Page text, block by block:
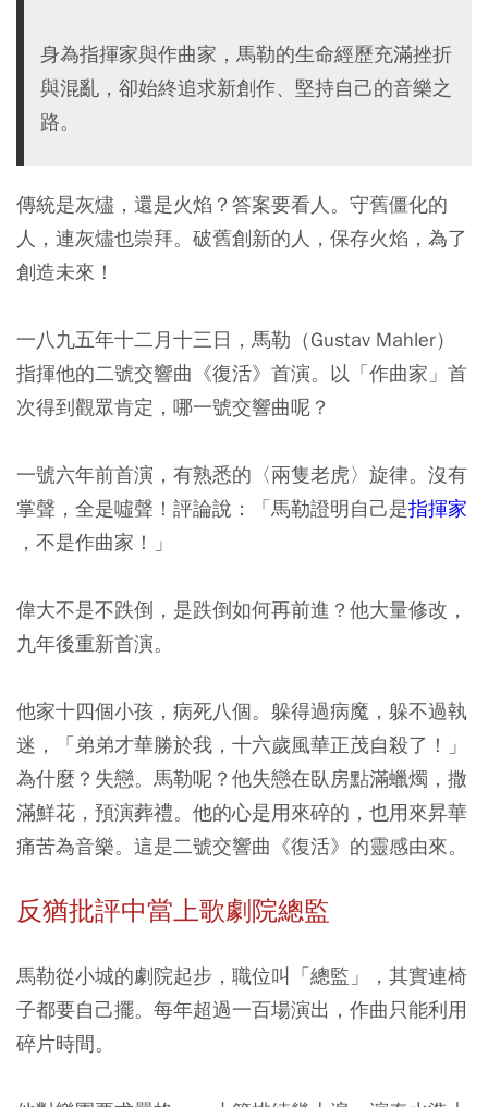
身為指揮家與作曲家，馬勒的生命經歷充滿挫折
與混亂，卻始終追求新創作、堅持自己的音樂之
路。
傳統是灰燼，還是火焰？答案要看人。守舊僵化的
人，連灰燼也崇拜。破舊創新的人，保存火焰，為了
創造未來！
一八九五年十二月十三日，馬勒（Gustav Mahler）
指揮他的二號交響曲《復活》首演。以「作曲家」首
次得到觀眾肯定，哪一號交響曲呢？
一號六年前首演，有熟悉的〈兩隻老虎〉旋律。沒有
掌聲，全是噓聲！評論說：「馬勒證明自己是指揮家
，不是作曲家！」
偉大不是不跌倒，是跌倒如何再前進？他大量修改，
九年後重新首演。
他家十四個小孩，病死八個。躲得過病魔，躲不過執
迷，「弟弟才華勝於我，十六歲風華正茂自殺了！」
為什麼？失戀。馬勒呢？他失戀在臥房點滿蠟燭，撒
滿鮮花，預演葬禮。他的心是用來碎的，也用來昇華
痛苦為音樂。這是二號交響曲《復活》的靈感由來。
反猶批評中當上歌劇院總監
馬勒從小城的劇院起步，職位叫「總監」，其實連椅
子都要自己擺。每年超過一百場演出，作曲只能利用
碎片時間。